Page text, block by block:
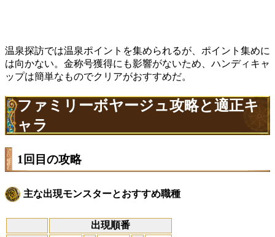
温泉探訪では温泉ポイントを集められるが、ポイント集めに
は向かない。金称号獲得にも影響がないため、ハンディキャ
ップは簡単なものでクリアがおすすめだ。
ファミリーボヤージュ攻略と適正キ
ャラ
1回目の攻略
主な出現モンスターとおすすめ職種
出現順番